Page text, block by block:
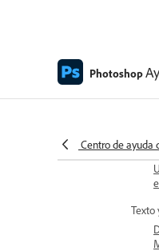
Photoshop
Centro de ayuda
Texto